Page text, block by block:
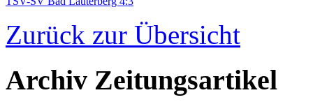
Zurück zur Übersicht
Archiv Zeitungsartikel